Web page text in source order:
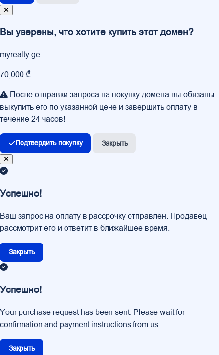
Вы уверены, что хотите купить этот домен?
myrealty.ge
70,000 ₾
После отправки запроса на покупку домена вы обязаны
выкупить его по указанной цене и завершить оплату в
течение 24 часов!
Подтвердить покупку Закрыть
Успешно!
Ваш запрос на оплату в рассрочку отправлен. Продавец
рассмотрит его и ответит в ближайшее время.
Закрыть
Успешно!
Your purchase request has been sent. Please wait for
confirmation and payment instructions from us.
Закрыть